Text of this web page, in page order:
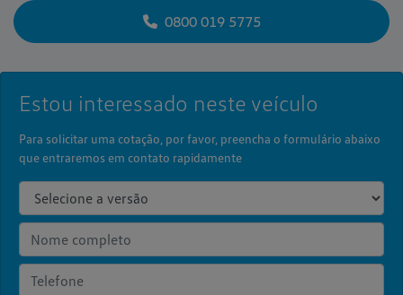
Estou interessado neste veículo
Para solicitar uma cotação, por favor, preencha o formulário abaixo
que entraremos em contato rapidamente
0800 019 5775